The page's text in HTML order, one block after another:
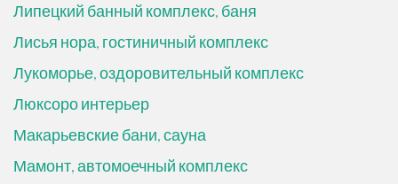
Липецкий банный комплекс, баня
Лисья нора, гостиничный комплекс
Лукоморье, оздоровительный комплекс
Люксоро интерьер
Макарьевские бани, сауна
Мамонт, автомоечный комплекс